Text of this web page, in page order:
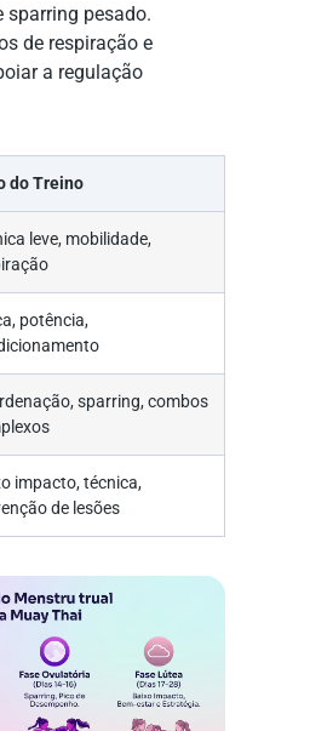
pesado.
de respiração e
a regulação
do Treino
leve, mobilidade,
potência,
sparring, combos
impacto, técnica,
de lesões